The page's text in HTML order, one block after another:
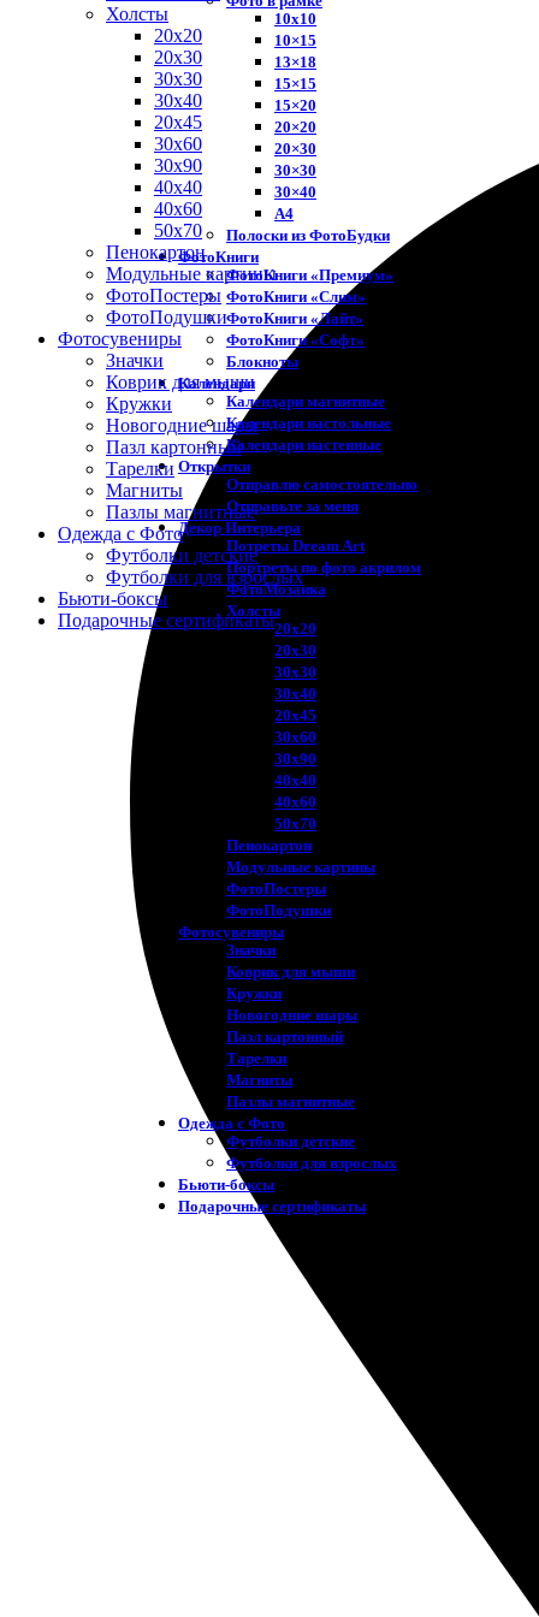
10х10
10×15
13×18
15×15
15×20
20×20
20×30
30×30
30×40
A4
Полоски из ФотоБудки
ФотоКниги
ФотоКниги «Премиум»
ФотоКниги «Слим»
ФотоКниги «Лайт»
ФотоКниги «Софт»
Блокноты
Календари
Календари магнитные
Календари настольные
Календари настенные
Открытки
Отправлю самостоятельно
Отправьте за меня
Декор Интерьера
Потреты Dream Art
Портреты по фото акрилом
ФотоМозаика
Холсты
20х20
20х30
30х30
30х40
20х45
30х60
30х90
40х40
40х60
50х70
Пенокартон
Модульные картины
ФотоПостеры
ФотоПодушки
Фотоcувениры
Значки
Коврик для мыши
Кружки
Новогодние шары
Пазл картонный
Тарелки
Магниты
Пазлы магнитные
Одежда с Фото
Футболки детские
Футболки для взрослых
Бьюти-боксы
Подарочные сертификаты
Холсты
20х20
20х30
30х30
30х40
20х45
30х60
30х90
40х40
40х60
50х70
Пенокартон
Модульные картины
ФотоПостеры
ФотоПодушки
Фотоcувениры
Значки
Коврик для мыши
Кружки
Новогодние шары
Пазл картонный
Тарелки
Магниты
Пазлы магнитные
Одежда с Фото
Футболки детские
Футболки для взрослых
Бьюти-боксы
Подарочные сертификаты